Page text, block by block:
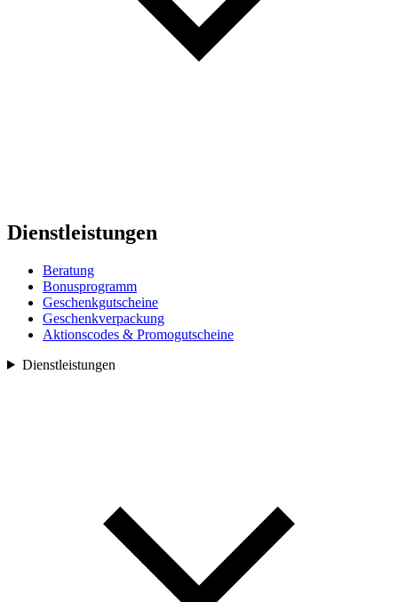
Dienstleistungen
Beratung
Bonusprogramm
Geschenkgutscheine
Geschenkverpackung
Aktionscodes & Promogutscheine
Dienstleistungen